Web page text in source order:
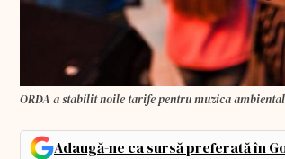
ORDA a stabilit noile tarife pentru muzica
Adaugă-ne ca sursă preferată în